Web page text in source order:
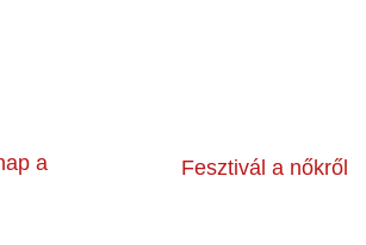
a
Fesztivál a nőkről